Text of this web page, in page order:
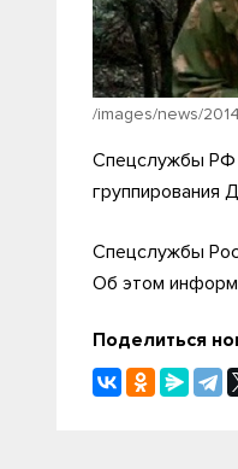
/images/news/
Спецслужбы РФ
группирования
Спецслужбы
Об этом
Поделиться